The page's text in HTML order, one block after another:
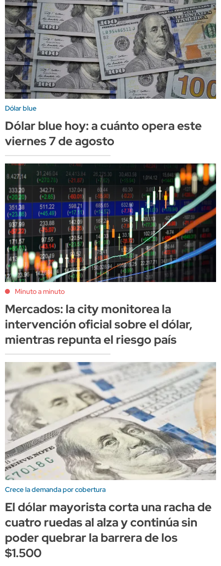
Dólar blue
Dólar blue hoy: a cuánto opera este
viernes 7 de agosto
Minuto a minuto
Mercados: la city monitorea la
intervención oficial sobre el dólar,
mientras repunta el riesgo país
Crece la demanda por cobertura
El dólar mayorista corta una racha de
cuatro ruedas al alza y continúa sin
poder quebrar la barrera de los
$1.500